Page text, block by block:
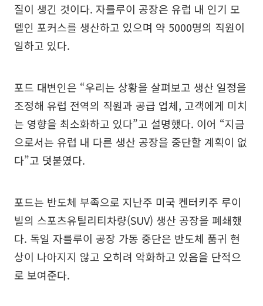
질이 생긴 것이다. 자를루이 공장은 유럽 내 인기 모
델인 포커스를 생산하고 있으며 약 5000명의 직원이
일하고 있다.
포드 대변인은 “우리는 상황을 살펴보고 생산 일정을
조정해 유럽 전역의 직원과 공급 업체, 고객에게 미치
는 영향을 최소화하고 있다”고 설명했다. 이어 “지금
으로서는 유럽 내 다른 생산 공장을 중단할 계획이 없
다”고 덧붙였다.
포드는 반도체 부족으로 지난주 미국 켄터키주 루이
빌의 스포츠유틸리티차량(SUV) 생산 공장을 폐쇄했
다. 독일 자를루이 공장 가동 중단은 반도체 품귀 현
상이 나아지지 않고 오히려 악화하고 있음을 단적으
로 보여준다.